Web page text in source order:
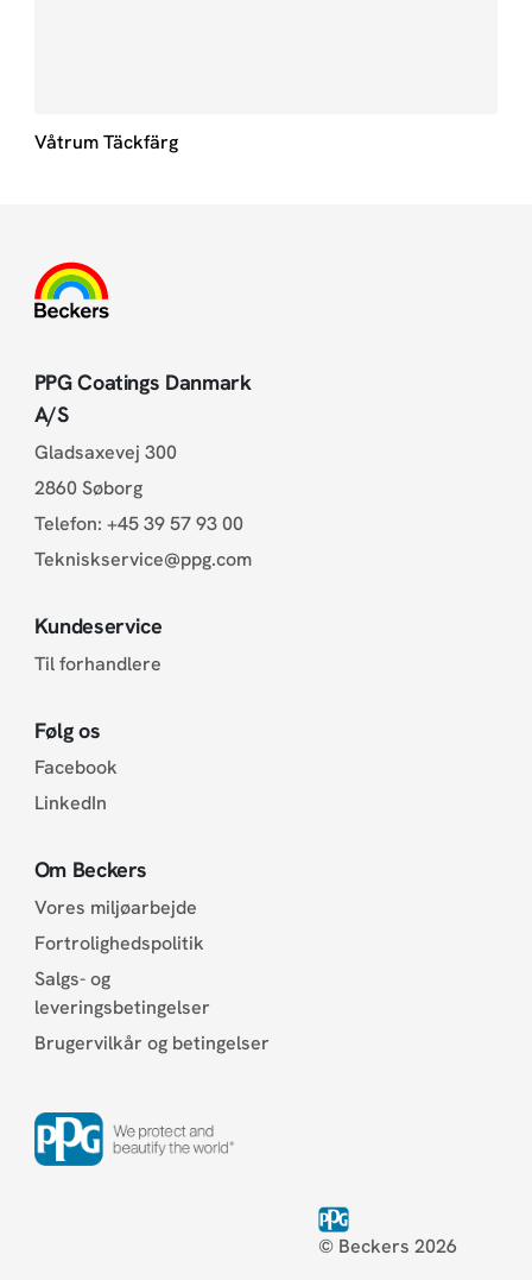
Våtrum Täckfärg
PPG Coatings Danmark
A/S
Gladsaxevej 300
2860 Søborg
Telefon: +45 39 57 93 00
Tekniskservice@ppg.com
Kundeservice
Til forhandlere
Følg os
Facebook
LinkedIn
Om Beckers
Vores miljøarbejde
Fortrolighedspolitik
Salgs- og
leveringsbetingelser
Brugervilkår og betingelser
© Beckers 2026